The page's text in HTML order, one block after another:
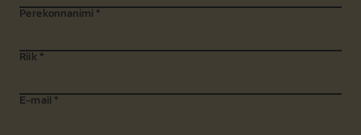
Perekonnanimi *
Riik *
E-mail *